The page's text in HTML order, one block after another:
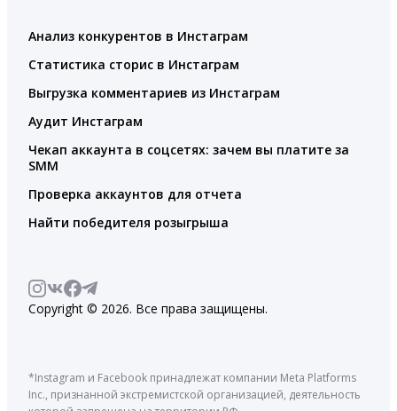
Анализ конкурентов в Инстаграм
Статистика сторис в Инстаграм
Выгрузка комментариев из Инстаграм
Аудит Инстаграм
Чекап аккаунта в соцсетях: зачем вы платите за
SMM
Проверка аккаунтов для отчета
Найти победителя розыгрыша
Copyright © 2026. Все права защищены.
*Instagram и Facebook принадлежат компании Meta Platforms
Inc., признанной экстремистской организацией, деятельность